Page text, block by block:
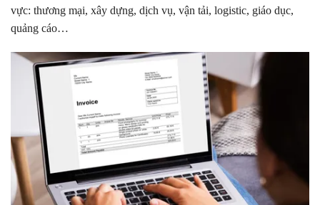
vực: thương mại, xây dựng, dịch vụ, vận tải, logistic, giáo dục,
quảng cáo…